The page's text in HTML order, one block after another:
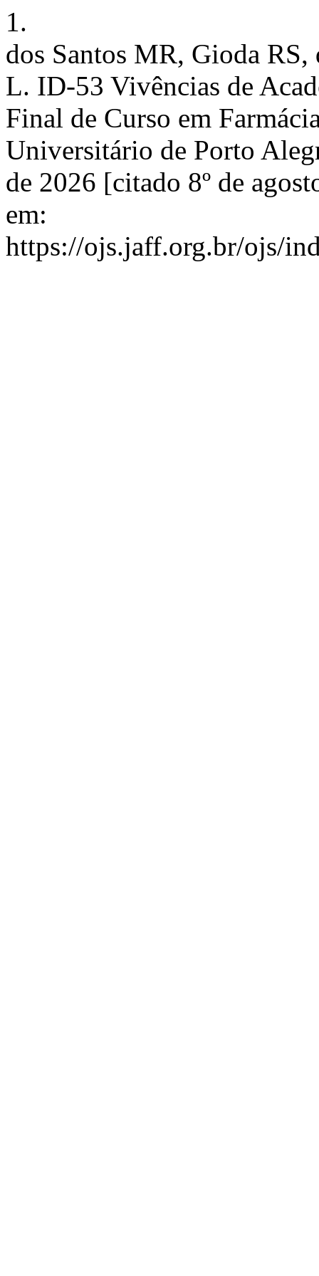
1.
dos Santos MR, Gioda
L. ID-53 Vivências de
Final de Curso em
Universitário de Porto
de 2026 [citado 8º de
em:
https://ojs.jaff.org.br/ojs/